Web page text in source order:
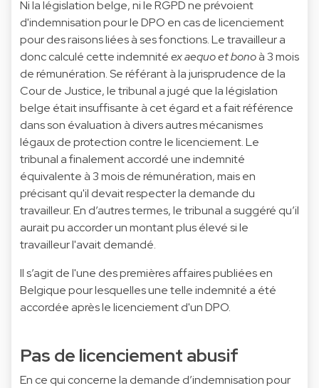
Ni la législation belge, ni le RGPD ne prévoient
d'indemnisation pour le DPO en cas de licenciement
pour des raisons liées à ses fonctions. Le travailleur a
donc calculé cette indemnitéex aequo et bonoà 3 mois
de rémunération. Se référant à la jurisprudence de la
Cour de Justice, le tribunal a jugé que la législation
belge était insuffisante à cet égard et a fait référence
dans son évaluation à divers autres mécanismes
légaux de protection contre le licenciement. Le
tribunal a finalement accordé une indemnité
équivalente à 3 mois de rémunération, mais en
précisant qu'il devait respecter la demande du
travailleur. En d’autres termes, le tribunal a suggéré qu’il
aurait pu accorder un montant plus élevé si le
travailleur l'avait demandé.
Il s’agit de l'une des premières affaires publiées en
Belgique pour lesquelles une telle indemnité a été
accordée après le licenciement d'un DPO.
Pas de licenciement abusif
En ce qui concerne la demande d’indemnisation pour